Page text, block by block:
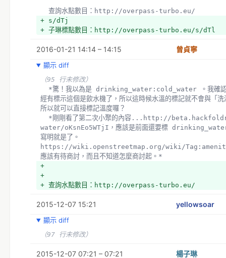
  查詢水點數目：http://overpass-turbo.eu/
+ s/dTj
+ 子琳標點數目：http://overpass-turbo.eu/s/dTl
2016-01-21 14:14 – 14:15 曾貞寧
顯示 diff
（95 行未修改）
經有標示這個是飲水機了，所以這時候水溫的標記就不會與「
所以就可以直接標記溫度囉？
water/oKsnEo5WTjI，應該是前面還要標
寫明就是了。
https://wiki.openstreetmap.org/wiki/
應該有待商討，而且不知道怎麼商討起。*
+
+
+ 查詢水點數目：http://overpass-turbo.eu/
2015-12-07 15:21 yellowsoar
顯示 diff
（97 行未修改）
2015-12-07 07:21 – 07:21 楊子琳